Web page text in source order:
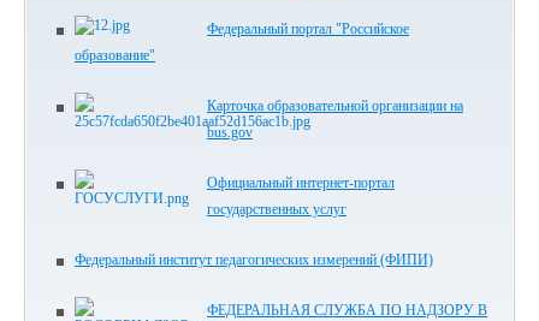
Федеральный портал "Российское
образование"
Карточка образовательной организации на
bus.gov
Официальный интернет-портал
государственных услуг
Федеральный институт педагогических измерений (ФИПИ)
ФЕДЕРАЛЬНАЯ СЛУЖБА ПО НАДЗОРУ В